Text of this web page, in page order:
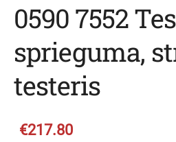
0590 7552
sprieguma,
testeris
€217.80